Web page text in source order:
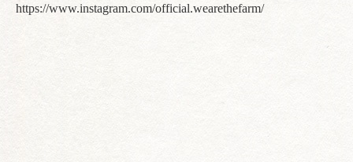
https://www.instagram.com/official.wearethefarm/